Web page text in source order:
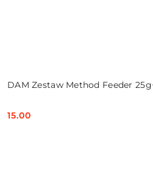
DAM Zestaw Method Feeder
Cena:
15.00